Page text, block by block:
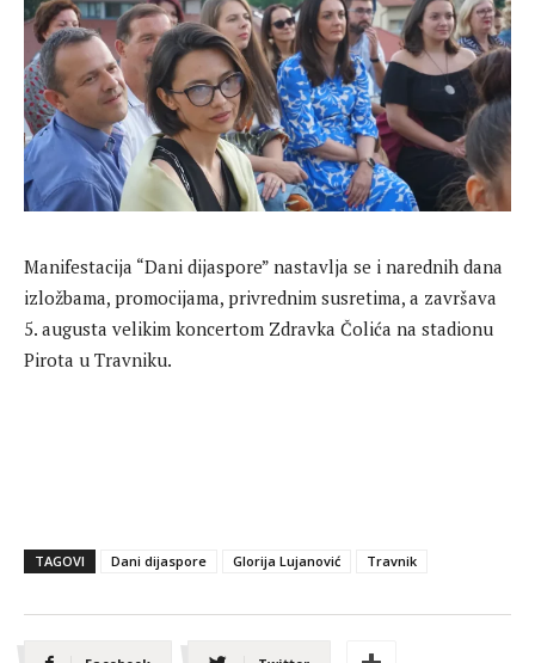
Manifestacija “Dani dijaspore” nastavlja se i narednih dana
izložbama, promocijama, privrednim susretima, a završava
5. augusta velikim koncertom Zdravka Čolića na stadionu
Pirota u Travniku.
TAGOVI Dani dijaspore Glorija Lujanović Travnik